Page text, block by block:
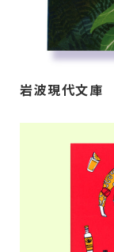
岩波現代文庫